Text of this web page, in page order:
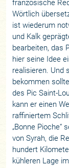
französische
Wörtlich
ist wiederum
und Kalk
bearbeiten, das
hier seine Idee
realisieren. Und
bekommen
des Pic Saint-
kann er einen
raffiniertem
„Bonne Pioche“
von Syrah, die
hundert
kühleren Lage